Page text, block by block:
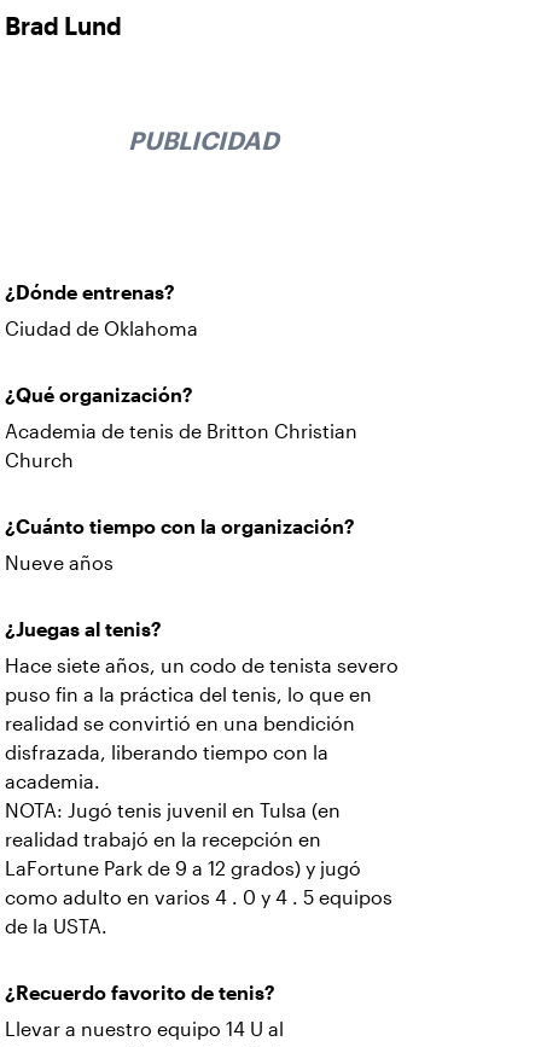
Brad Lund
PUBLICIDAD
¿Dónde entrenas?
Ciudad de Oklahoma
¿Qué organización?
Academia de tenis de Britton Christian
Church
¿Cuánto tiempo con la organización?
Nueve años
¿Juegas al tenis?
Hace siete años, un codo de tenista severo
puso fin a la práctica del tenis, lo que en
realidad se convirtió en una bendición
disfrazada, liberando tiempo con la
academia.
NOTA: Jugó tenis juvenil en Tulsa (en
realidad trabajó en la recepción en
LaFortune Park de 9 a 12 grados) y jugó
como adulto en varios 4 . 0 y 4 . 5 equipos
de la USTA.
¿Recuerdo favorito de tenis?
Llevar a nuestro equipo 14 U al